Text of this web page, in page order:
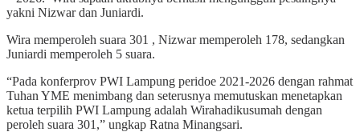
yakni Nizwar dan Juniardi.
Wira memperoleh suara 301 , Nizwar memperoleh 178, sedangkan
Juniardi memperoleh 5 suara.
“Pada konferprov PWI Lampung peridoe 2021-2026 dengan rahmat
Tuhan YME menimbang dan seterusnya memutuskan menetapkan
ketua terpilih PWI Lampung adalah Wirahadikusumah dengan
peroleh suara 301,” ungkap Ratna Minangsari.